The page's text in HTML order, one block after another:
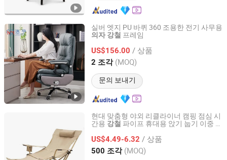
실버 엣지 PU 바퀴 360 조용한 전기 사무용
의자 강철 프레임
US$156.00 / 상품
2 조각 (MOQ)
문의 보내기
Foshan Haoyu Import and Export Co., Ltd.
Guangdong, China 이후 2026
현대 맞춤형 야외 리클라이너 캠핑 점심 시
간용 강철 파이프 휴대용 앉기 눕기 이중 용
US$4.49-6.32 / 상품
500 조각 (MOQ)
Anhui Feistel Outdoor Product Co., Ltd.
Anhui, China 이후 2009